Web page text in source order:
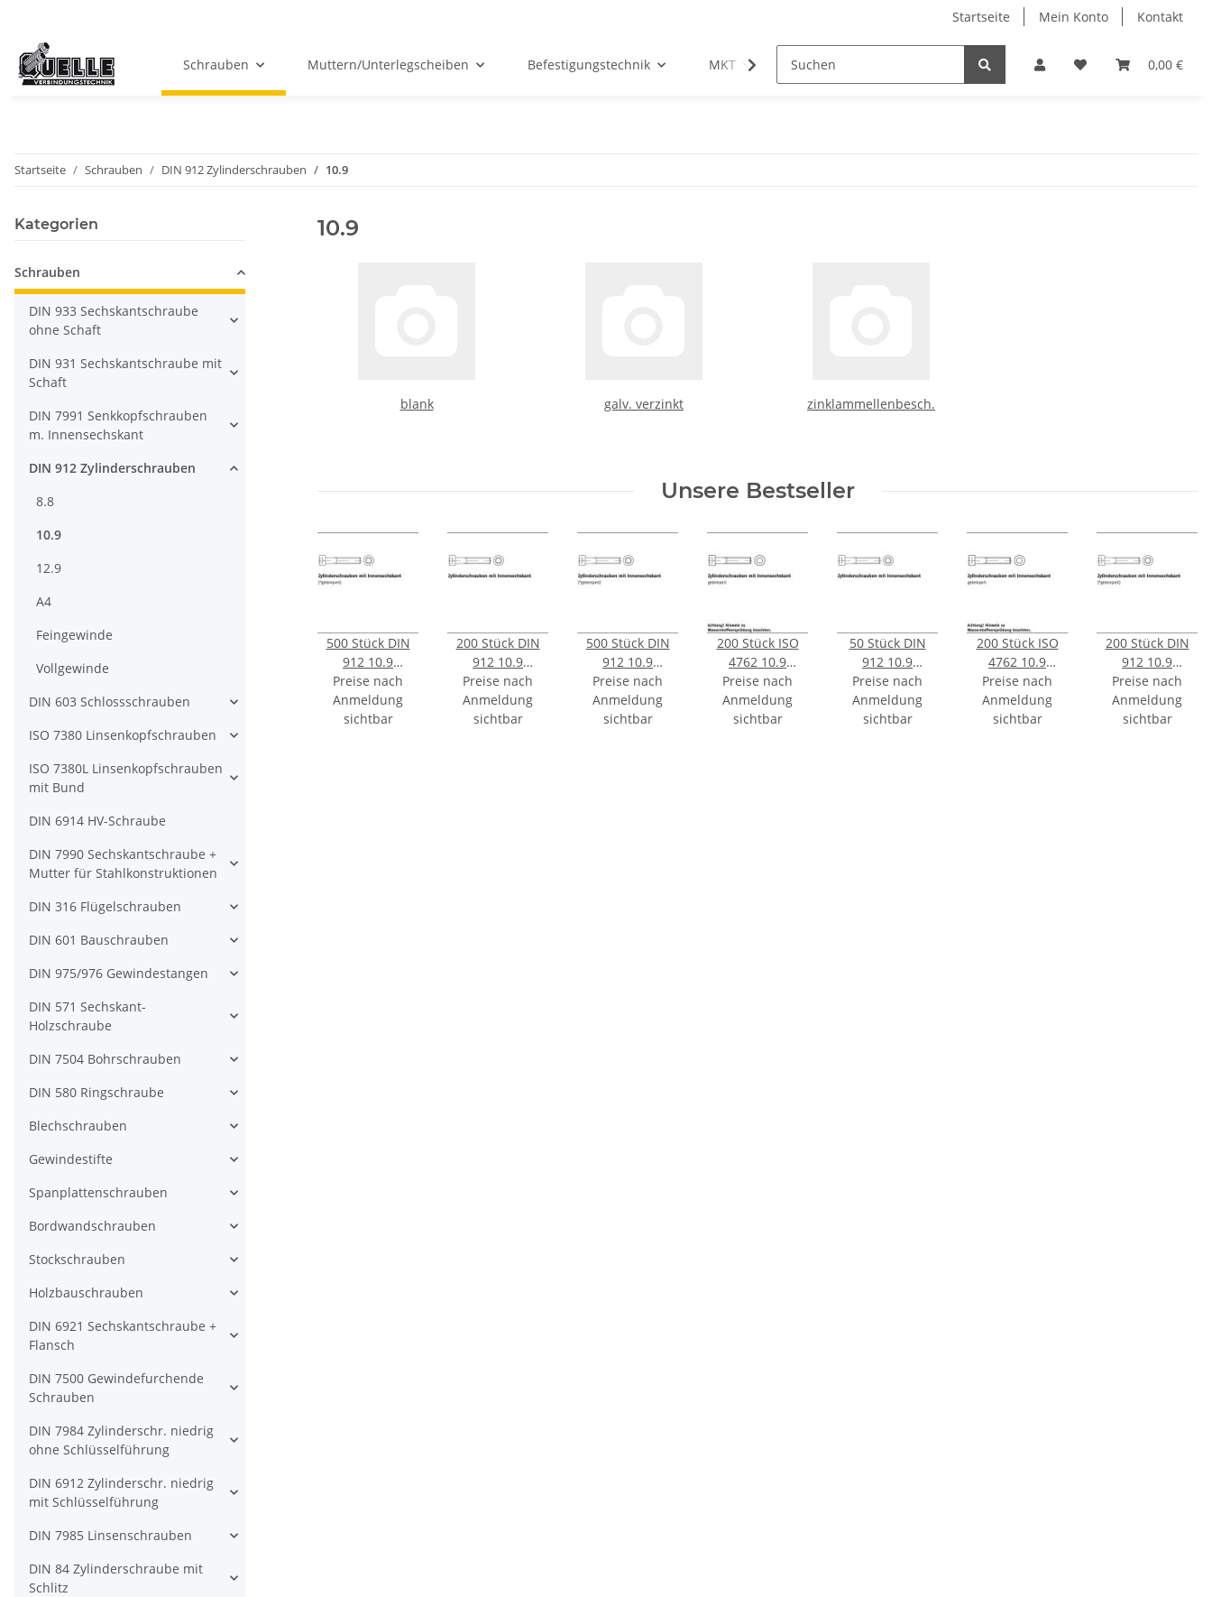
Startseite Mein Konto Kontakt
0,00 €
Schrauben Muttern/Unterlegscheiben Befestigungstechnik MKT Holzverbinder Bohrer Bits Kleben/
Startseite Schrauben DIN 912 Zylinderschrauben 10.9
10.9
blank galv. verzinkt zinklammellenbesch.
Unsere Bestseller
500 Stück DIN
912 10.9
galvanisch
verzinkt
Zylinderschrauben
Preise nach
Anmeldung
sichtbar
200 Stück DIN
912 10.9
Zylinderschrauben
mit
Innensechskant
Preise nach
Anmeldung
sichtbar
500 Stück DIN
912 10.9
galvanisch
verzinkt
Zylinderschrauben
Preise nach
Anmeldung
sichtbar
200 Stück ISO
4762 10.9
galvanisch
verzinkt
Zylinderschrauben
Preise nach
Anmeldung
sichtbar
50 Stück DIN
912 10.9
Zylinderschrauben
mit
Innensechskant
Preise nach
Anmeldung
sichtbar
200 Stück ISO
4762 10.9
galvanisch
verzinkt
Zylinderschrauben
Preise nach
Anmeldung
sichtbar
200 Stück DIN
912 10.9
galvanisch
verzinkt
Zylinderschrauben
Preise nach
Anmeldung
sichtbar
Kategorien
Schrauben
DIN 933 Sechskantschraube
ohne Schaft
DIN 931 Sechskantschraube mit
Schaft
DIN 7991 Senkkopfschrauben
m. Innensechskant
DIN 912 Zylinderschrauben
8.8
10.9
12.9
A4
Feingewinde
Vollgewinde
DIN 603 Schlossschrauben
ISO 7380 Linsenkopfschrauben
ISO 7380L Linsenkopfschrauben
mit Bund
DIN 6914 HV-Schraube
DIN 7990 Sechskantschraube +
Mutter für Stahlkonstruktionen
DIN 316 Flügelschrauben
DIN 601 Bauschrauben
DIN 975/976 Gewindestangen
DIN 571 Sechskant-
Holzschraube
DIN 7504 Bohrschrauben
DIN 580 Ringschraube
Blechschrauben
Gewindestifte
Spanplattenschrauben
Bordwandschrauben
Stockschrauben
Holzbauschrauben
DIN 6921 Sechskantschraube +
Flansch
DIN 7500 Gewindefurchende
Schrauben
DIN 7984 Zylinderschr. niedrig
ohne Schlüsselführung
DIN 6912 Zylinderschr. niedrig
mit Schlüsselführung
DIN 7985 Linsenschrauben
DIN 84 Zylinderschraube mit
Schlitz